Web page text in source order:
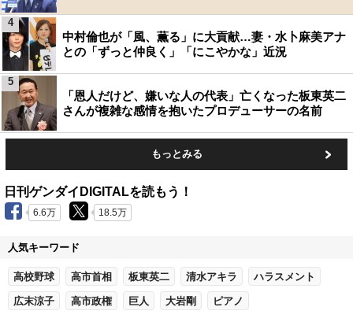
中村倫也が「風、薫る」に大貢献…妻・水卜麻美アナ
との「ずっと仲良く」「にこやかな」近況
4
「恩人だけど、嫌いな人の代表」亡くなった板東英二
さんが複雑な感情を抱いたプロデューサーの名前
5
もっとみる
日刊ゲンダイDIGITALを読もう！
6.6万 18.5万
人気キーワード
高校野球 高市首相 板東英二 清水アキラ ハラスメント
広末涼子 高市政権 巨人 大岩剛 ピアノ